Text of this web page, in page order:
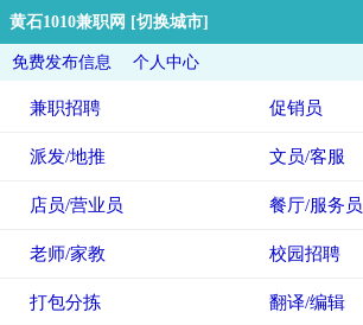
黄石1010兼职网 [切换城市]
免费发布信息 个人中心
兼职招聘 促销员
派发/地推 文员/客服
店员/营业员 餐厅/服务员
老师/家教 校园招聘
打包分拣 翻译/编辑